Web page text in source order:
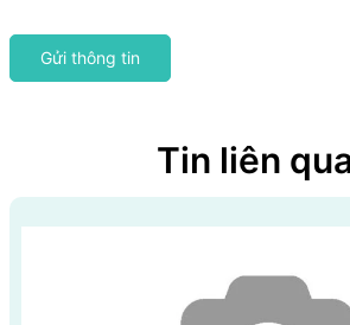
Gửi thông tin
Tin liên